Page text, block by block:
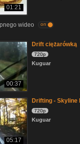
01:21
wideo on
00:37
Drift ciężarówką
720p
Kuguar
05:17
Drifting - Skyline
720p
Kuguar